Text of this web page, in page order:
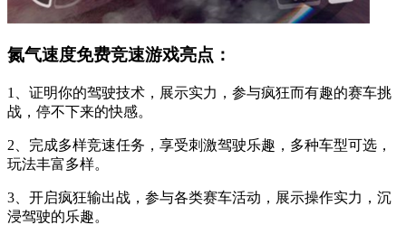
氮气速度免费竞速游戏亮点：
1、证明你的驾驶技术，展示实力，参与疯狂而有趣的赛车挑
战，停不下来的快感。
2、完成多样竞速任务，享受刺激驾驶乐趣，多种车型可选，
玩法丰富多样。
3、开启疯狂输出战，参与各类赛车活动，展示操作实力，沉
浸驾驶的乐趣。